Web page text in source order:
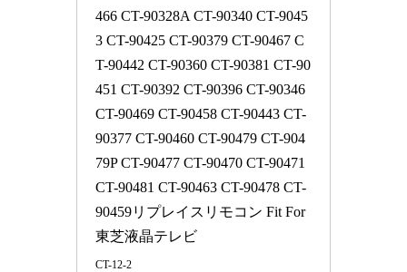
466 CT-90328A CT-90340 CT-9045
3 CT-90425 CT-90379 CT-90467 C
T-90442 CT-90360 CT-90381 CT-90
451 CT-90392 CT-90396 CT-90346
CT-90469 CT-90458 CT-90443 CT-
90377 CT-90460 CT-90479 CT-904
79P CT-90477 CT-90470 CT-90471
CT-90481 CT-90463 CT-90478 CT-
90459リプレイスリモコン Fit For
東芝液晶テレビ
CT-12-2